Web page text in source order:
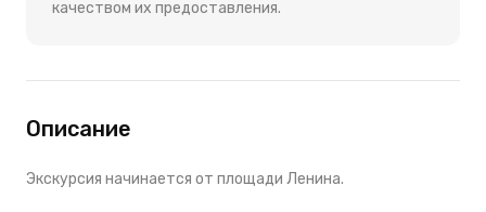
качеством их предоставления.
Описание
Экскурсия начинается от площади Ленина.